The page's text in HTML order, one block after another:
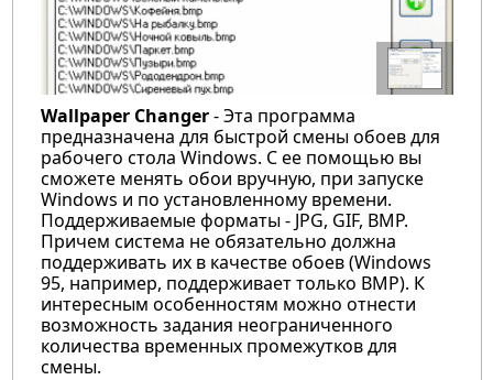
Wallpaper Changer- Эта программа
предназначена для быстрой смены обоев для
рабочего стола Windows. С ее помощью вы
сможете менять обои вручную, при запуске
Windows и по установленному времени.
Поддерживаемые форматы - JPG, GIF, BMP.
Причем система не обязательно должна
поддерживать их в качестве обоев (Windows
95, например, поддерживает только BMP). К
интересным особенностям можно отнести
возможность задания неограниченного
количества временных промежутков для
смены.